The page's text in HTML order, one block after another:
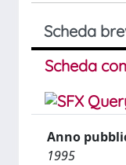
Scheda
Scheda
Anno
1995